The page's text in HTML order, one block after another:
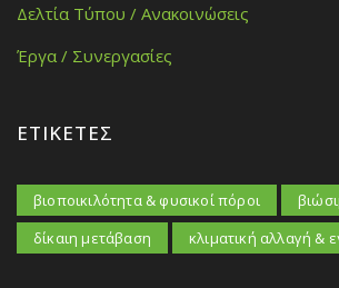
Δελτία Τύπου / Ανακοινώσεις
Έργα / Συνεργασίες
ΕΤΙΚΈΤΕΣ
βιοποικιλότητα & φυσικοί πόροι
δίκαιη μετάβαση
κλιματική αλλαγή &